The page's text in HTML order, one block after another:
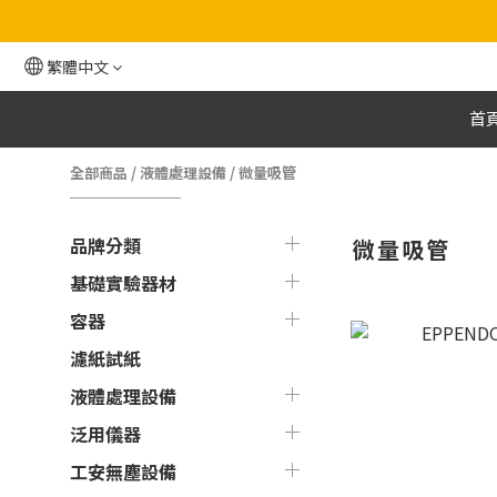
繁體中文
首
全部商品 /液體處理設備 /微量吸管
品牌分類
基礎實驗器材
容器
濾紙試紙
液體處理設備
泛用儀器
工安無塵設備
微量吸管